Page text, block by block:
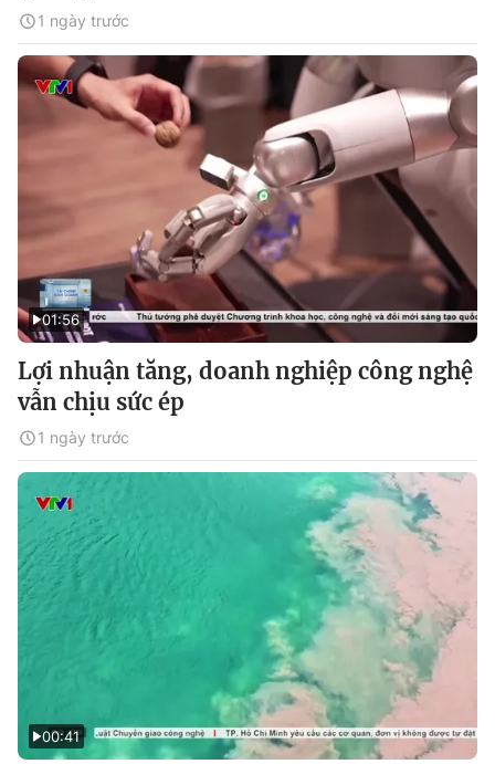
1 ngày trước
01:56
Lợi nhuận tăng, doanh nghiệp công nghệ
vẫn chịu sức ép
1 ngày trước
00:41